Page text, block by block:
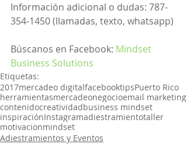
Información adicional o dudas: 787-
354-1450 (llamadas, texto, whatsapp)
Búscanos en Facebook: Mindset
Business Solutions
Etiquetas:
2017mercadeo digitalfacebooktipsPuerto Rico
herramientasmercadeonegocioemail marketing
contenidocreatividadbusiness mindset
inspiraciónInstagramadiestramientotaller
motivacionmindset
Adiestramientos y Eventos